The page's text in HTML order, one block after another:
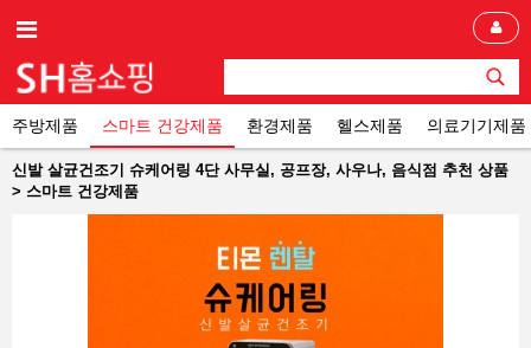
주방제품 스마트 건강제품 환경제품 헬스제품 의료기기제품
신발 살균건조기 슈케어링 4단 사무실, 공프장, 사우나, 음식점 추천 상품
> 스마트 건강제품